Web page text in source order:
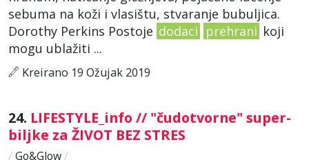
sebuma na koži i vlasištu, stvaranje bubuljica.
Dorothy Perkins Postoje dodaci prehrani koji
mogu ublažiti ...
Kreirano 19 Ožujak 2019
24. LIFESTYLE_info // "čudotvorne" super-
biljke za ŽIVOT BEZ STRES
/ Go&Glow/